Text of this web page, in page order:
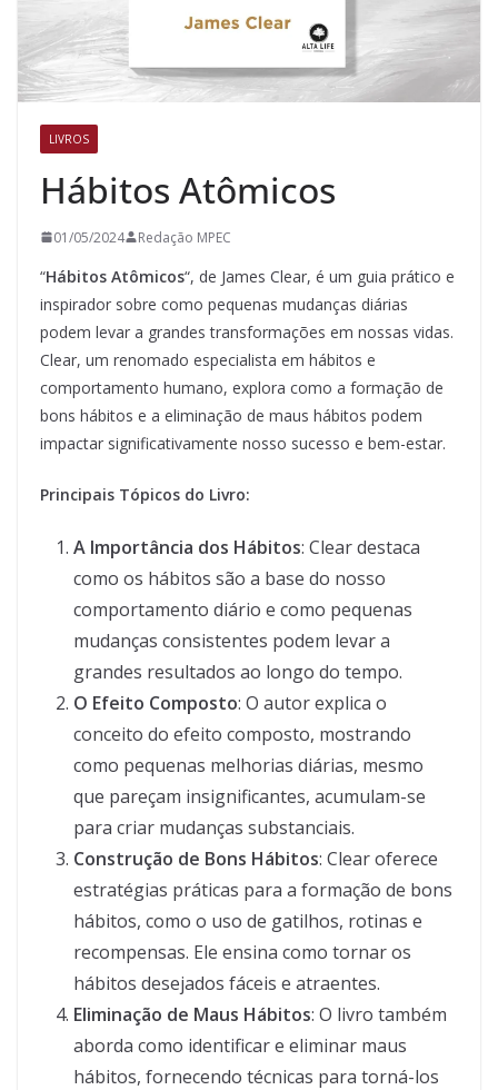
LIVROS
Hábitos Atômicos
01/05/2024 Redação MPEC
“Hábitos Atômicos“, de James Clear, é um guia prático e
inspirador sobre como pequenas mudanças diárias
podem levar a grandes transformações em nossas vidas.
Clear, um renomado especialista em hábitos e
comportamento humano, explora como a formação de
bons hábitos e a eliminação de maus hábitos podem
impactar significativamente nosso sucesso e bem-estar.
Principais Tópicos do Livro:
A Importância dos Hábitos: Clear destaca
como os hábitos são a base do nosso
comportamento diário e como pequenas
mudanças consistentes podem levar a
grandes resultados ao longo do tempo.
O Efeito Composto: O autor explica o
conceito do efeito composto, mostrando
como pequenas melhorias diárias, mesmo
que pareçam insignificantes, acumulam-se
para criar mudanças substanciais.
Construção de Bons Hábitos: Clear oferece
estratégias práticas para a formação de bons
hábitos, como o uso de gatilhos, rotinas e
recompensas. Ele ensina como tornar os
hábitos desejados fáceis e atraentes.
Eliminação de Maus Hábitos: O livro também
aborda como identificar e eliminar maus
hábitos, fornecendo técnicas para torná-los